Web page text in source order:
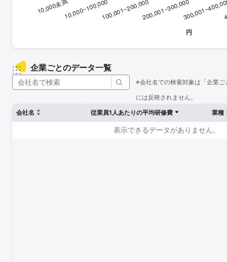
企業ごとのデータ一覧
※会社名での検索対象は「企業
には反映されません。
会社名
従業員1人あたりの平均研修費 業種
表示できるデータがありません。